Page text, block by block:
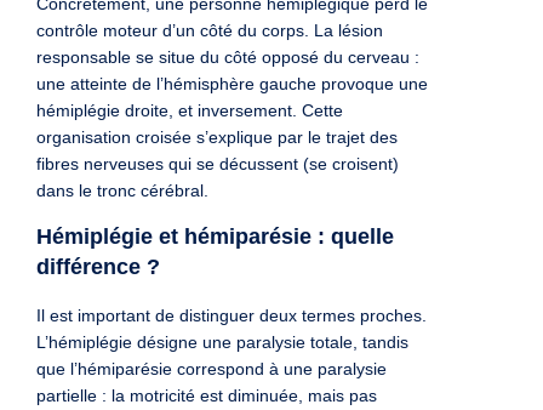
contrôle moteur d’un côté du corps. La lésion
responsable se situe du côté opposé du cerveau :
une atteinte de l’hémisphère gauche provoque une
hémiplégie droite, et inversement. Cette
organisation croisée s’explique par le trajet des
fibres nerveuses qui se décussent (se croisent)
dans le tronc cérébral.
Hémiplégie et hémiparésie : quelle
différence ?
Il est important de distinguer deux termes proches.
L’hémiplégie désigne une paralysie totale, tandis
que l’hémiparésie correspond à une paralysie
partielle : la motricité est diminuée, mais pas